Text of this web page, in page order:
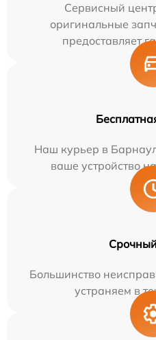
Сервисный
оригинальные
предоставляет
Наш курьер в
ваше устройство
Большинство
устраняем в